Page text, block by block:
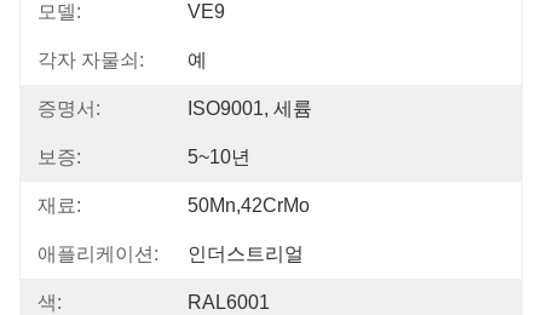
모델: VE9
각자 자물쇠: 예
증명서: ISO9001, 세륨
보증: 5~10년
재료: 50Mn,42CrMo
애플리케이션: 인더스트리얼
색: RAL6001